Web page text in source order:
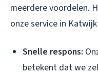
meerdere voordelen.
onze service in
Snelle respons:
betekent dat we